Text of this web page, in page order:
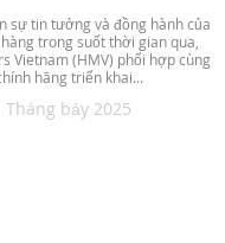
sự tin tưởng và đồng hành của
trong suốt thời gian qua,
Vietnam (HMV) phối hợp cùng
hãng triển khai...
Tháng bảy 2025